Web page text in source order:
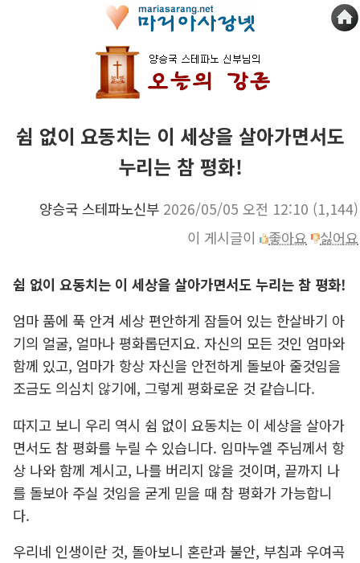
쉼 없이 요동치는 이 세상을 살아가면서도
누리는 참 평화!
양승국 스테파노신부 2026/05/05 오전 12:10 (1,144)
이 게시글이
좋아요 싫어요
쉼 없이 요동치는 이 세상을 살아가면서도 누리는 참 평화!
엄마 품에 푹 안겨 세상 편안하게 잠들어 있는 한살바기 아
기의 얼굴, 얼마나 평화롭던지요. 자신의 모든 것인 엄마와
함께 있고, 엄마가 항상 자신을 안전하게 돌보아 줄것임을
조금도 의심치 않기에, 그렇게 평화로운 것 같습니다.
따지고 보니 우리 역시 쉼 없이 요동치는 이 세상을 살아가
면서도 참 평화를 누릴 수 있습니다. 임마누엘 주님께서 항
상 나와 함께 계시고, 나를 버리지 않을 것이며, 끝까지 나
를 돌보아 주실 것임을 굳게 믿을 때 참 평화가 가능합니
다.
우리네 인생이란 것, 돌아보니 혼란과 불안, 부침과 우여곡